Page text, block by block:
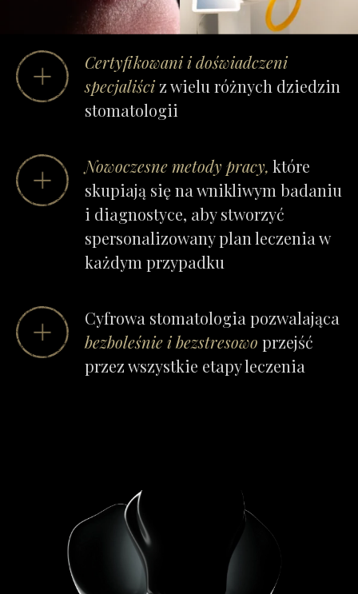
Certyfikowani i doświadczeni
specjaliści z wielu różnych dziedzin
stomatologii
Nowoczesne metody pracy, które
skupiają się na wnikliwym badaniu
i diagnostyce, aby stworzyć
spersonalizowany plan leczenia w
każdym przypadku
Cyfrowa stomatologia pozwalająca
bezboleśnie i bezstresowo przejść
przez wszystkie etapy leczenia